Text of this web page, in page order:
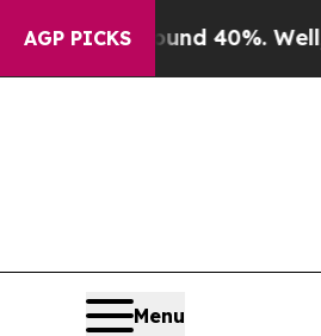
AGP PICKS
Around 40%. Well, it Didn’t
Menu